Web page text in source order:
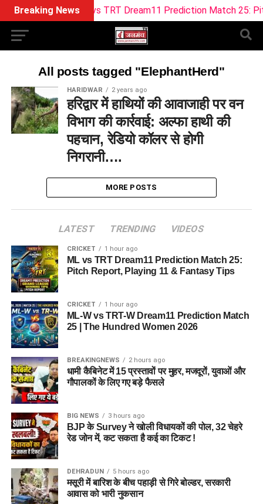
Breaking NewsML vs TRT Dream11 Prediction Match 25:
All posts tagged "ElephantHerd"
HARIDWAR 2 years ago
हरिद्वार में हाथियों की आवाजाही पर वन
विभाग की कार्रवाई: अल्फा हाथी की
पहचान, रेडियो कॉलर से होगी
निगरानी….
MORE POSTS
LATEST TRENDING VIDEOS
CRICKET 1 hour ago
ML vs TRT Dream11 Prediction Match 25:
Pitch Report, Playing 11 & Fantasy Tips
CRICKET 1 hour ago
ML-W vs TRT-W Dream11 Prediction Match
25 | The Hundred Women 2026
BREAKINGNEWS 2 hours ago
धामी कैबिनेट में 15 प्रस्तावों पर मुहर, मजदूरों, युवाओं और
गौपालकों के लिए गए बड़े फैसले
BIG NEWS 3 hours ago
BJP के Survey ने खोली विधायकों की पोल, 32 चेहरे
रेड जोन में, कट सकता है कई का टिकट !
DEHRADUN 5 hours ago
मसूरी में बारिश के बीच पहाड़ी से गिरे बोल्डर, सरकारी
आवास को भारी नुकसान